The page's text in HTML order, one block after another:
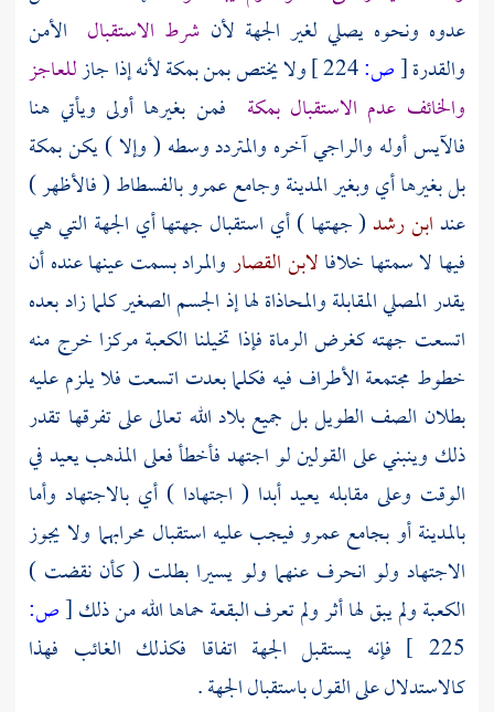
عدوه ونحوه يصلي لغير الجهة لأن شرط الاستقبال الأمن
والقدرة[ص: ولا يختص بمنبمكةلأنه إذا جازللعاجز
والخائف عدم الاستقبالبمكة فمن بغيرها أولى ويأتي هنا
فالآيس أوله والراجي آخره والمتردد وسطه ( وإلا ) يكنبمكة
بل بغيرها أي وبغيرالمدينةوجامععمروبالفسطاط( فالأظهر )
عندابن رشد( جهتها ) أي استقبال جهتها أي الجهة التي هي
فيها لا سمتها خلافالابن القصاروالمراد بسمت عينها عنده أن
يقدر المصلي المقابلة والمحاذاة لها إذ الجسم الصغير كلما زاد بعده
اتسعت جهته كغرض الرماة فإذا تخيلنا الكعبةمركزا خرج منه
خطوط مجتمعة الأطراف فيه فكلما بعدت اتسعت فلا يلزم عليه
بطلان الصف الطويل بل جميع بلاد الله تعالى على تفرقها تقدر
ذلك وينبني على القولين لو اجتهد فأخطأ فعلى المذهب يعيد في
الوقت وعلى مقابله يعيد أبدا ( اجتهادا ) أي بالاجتهاد وأما
بالمدينةأوبجامععمروفيجب عليه استقبال محرابهما ولا يجوز
الاجتهاد ولو انحرف عنهما ولو يسيرا بطلت ( كأن نقضت )
الكعبةولم يبق لها أثر ولم تعرف البقعة حماها الله من ذلك[ص:
225 ]
فإنه يستقبل الجهة اتفاقا فكذلك الغائب فهذا
كالاستدلال على القول باستقبال الجهة .